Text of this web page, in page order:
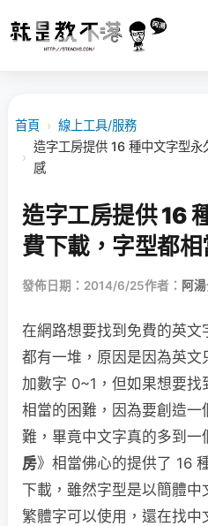
首頁 › 線上工具/服務
›
造字工房提供 16 種中文字型
感
造字工房提供 16
費下載，字型都
發佈日期：2014/6/25作者： 阿湯
在網路想要找到免費的英
都有一堆，原因是因為英
加數字 0~1，但如果想要
相當的困難，因為要創造一
難，畢竟中文字真的多到一
房》相當佛心的提供了 16
下載，雖然字型是以簡體
繁體字可以使用，還在找中